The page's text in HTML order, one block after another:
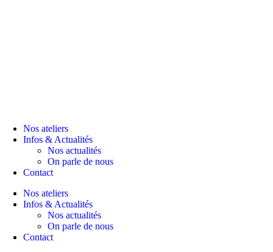
Nos ateliers
Infos & Actualités
Nos actualités
On parle de nous
Contact
Nos ateliers
Infos & Actualités
Nos actualités
On parle de nous
Contact